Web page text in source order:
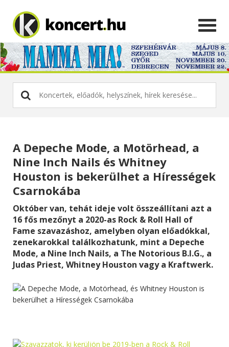
A Depeche Mode, a Motörhead, a
Nine Inch Nails és Whitney
Houston is bekerülhet a Hírességek
Csarnokába
Október van, tehát ideje volt összeállítani azt a
16 fős mezőnyt a 2020-as Rock & Roll Hall of
Fame szavazáshoz, amelyben olyan előadókkal,
zenekarokkal találkozhatunk, mint a Depeche
Mode, a Nine Inch Nails, a The Notorious B.I.G., a
Judas Priest, Whitney Houston vagy a Kraftwerk.